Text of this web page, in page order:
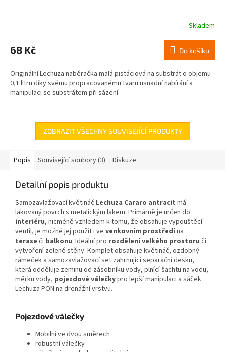
Skladem
68 Kč Do košíku
Originální Lechuza naběračka malá pistáciová na substrát o objemu
0,1 litru díky svému propracovanému tvaru usnadní nabírání a
manipulaci se substrátem při sázení.
ZOBRAZIT VŠECHNY SOUVISEJÍCÍ PRODUKTY
Popis Související soubory (3) Diskuze
Detailní popis produktu
Samozavlažovací květináč Lechuza Cararo antracit má
lakovaný povrch s metalickým lakem. Primárně je určen do
interiéru, nicméně vzhledem k tomu, že obsahuje vypouštěcí
ventil, je možné jej použít i ve venkovním prostředína
terase či balkonu. Ideální pro rozdělení velkého prostoru či
vytvoření zelené stěny. Komplet obsahuje květináč, ozdobný
rámeček a samozavlažovací set zahrnující separační desku,
která odděluje zeminu od zásobníku vody, plnící šachtu na vodu,
měrku vody, pojezdové válečkypro lepší manipulaci a sáček
Lechuza PON na drenážní vrstvu.
Pojezdové válečky
Mobilní ve dvou směrech
robustní válečky